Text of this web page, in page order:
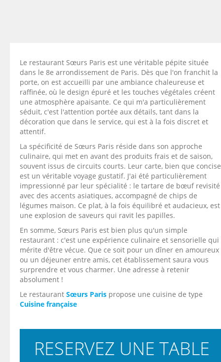
Le restaurant Sœurs Paris est une véritable pépite située
dans le 8e arrondissement de Paris. Dès que l'on franchit la
porte, on est accueilli par une ambiance chaleureuse et
raffinée, où le design épuré et les touches végétales créent
une atmosphère apaisante. Ce qui m'a particulièrement
séduit, c'est l'attention portée aux détails, tant dans la
décoration que dans le service, qui est à la fois discret et
attentif.
La spécificité de Sœurs Paris réside dans son approche
culinaire, qui met en avant des produits frais et de saison,
souvent issus de circuits courts. Leur carte, bien que
est un véritable voyage gustatif. J'ai été particulièrement
impressionné par leur spécialité : le tartare de bœuf revisité
avec des accents asiatiques, accompagné de chips de
légumes maison. Ce plat, à la fois équilibré et audacieux, est
une explosion de saveurs qui ravit les papilles.
En somme, Sœurs Paris est bien plus qu'un simple
restaurant : c'est une expérience culinaire et sensorielle qui
mérite d'être vécue. Que ce soit pour un dîner en amoureux
ou un déjeuner entre amis, cet établissement saura vous
surprendre et vous charmer. Une adresse à retenir
absolument !
Le restaurant Sœurs Paris propose une cuisine de type
Cuisine française
RESERVEZ UNE TABLE